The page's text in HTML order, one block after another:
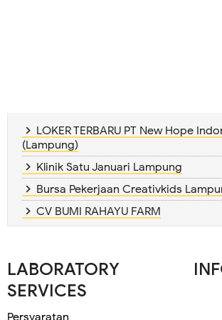
LOKER TERBARU PT New Hope
(Lampung)
Klinik Satu Januari Lampung
Bursa Pekerjaan Creativkids
CV BUMI RAHAYU FARM
LABORATORY
SERVICES
Persyaratan